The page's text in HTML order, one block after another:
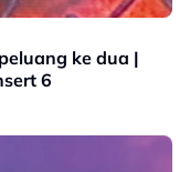
ke dua |
6